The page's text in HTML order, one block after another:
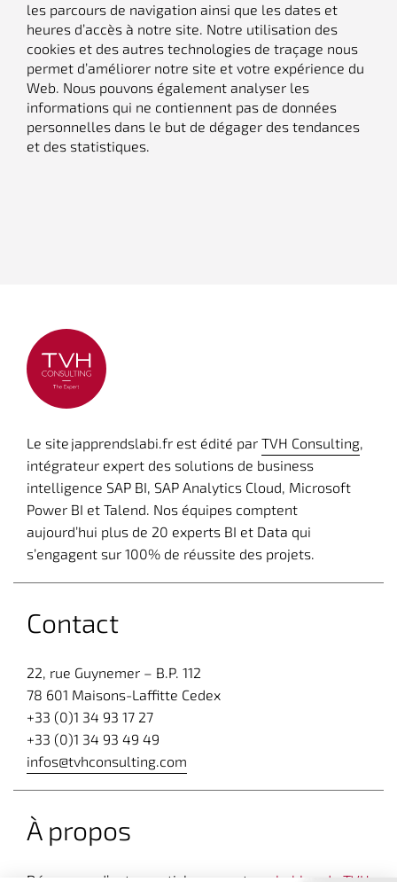
les parcours de navigation ainsi que les dates et
heures d’accès à notre site. Notre utilisation des
cookies et des autres technologies de traçage nous
permet d’améliorer notre site et votre expérience du
Web. Nous pouvons également analyser les
informations qui ne contiennent pas de données
personnelles dans le but de dégager des tendances
et des statistiques.
Le site japprendslabi.fr est édité par TVH Consulting,
intégrateur expert des solutions de business
intelligence SAP BI, SAP Analytics Cloud, Microsoft
Power BI et Talend. Nos équipes comptent
aujourd’hui plus de 20 experts BI et Data qui
s’engagent sur 100% de réussite des projets.
Contact
22, rue Guynemer – B.P. 112
78 601 Maisons-Laffitte Cedex
+33 (0)1 34 93 17 27
+33 (0)1 34 93 49 49
infos@tvhconsulting.com
À propos